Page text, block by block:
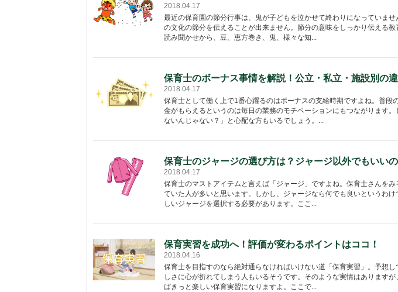
2018.04.17
最近の保育園の節分行事は、鬼が子どもを泣かせて終わりになっていま
の文化の節分を伝えることが出来ません。節分の意味をしっかり伝える
読み聞かせから、豆、恵方巻き、鬼、様々な知...
保育士のボーナス事情を解説！公立・私立・施設別の
2018.04.17
保育士として働く上で1番心躍るのはボーナスの支給時期ですよね。普段
金がもらえるというのは毎日の業務のモチベーションにもつながります
ないんじゃない？」と心配な方もいるでしょう。...
保育士のジャージの選び方は？ジャージ以外でもいいの
2018.04.17
保育士のマストアイテムと言えば「ジャージ」ですよね。保育士さんを
ていた人が多いと思います。しかし、ジャージなら何でも良いというわ
しいジャージを選択する必要があります。ここ...
保育実習を成功へ！評価が変わるポイントはココ！
2018.04.16
保育士を目指すのなら絶対通らなければいけない道「保育実習」。予想
しさに心が折れてしまう人もいるそうです。そのような実情はあります
ばきっと楽しい保育実習になりますよ。ここで...